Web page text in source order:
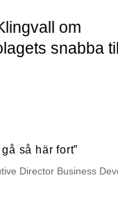
om
snabba
Director Business